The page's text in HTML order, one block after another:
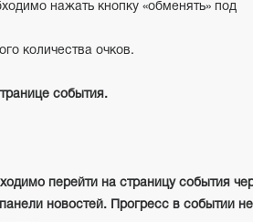
нажать кнопку «обменять» под
количества очков.
события.
перейти на страницу события
новостей. Прогресс в событии не